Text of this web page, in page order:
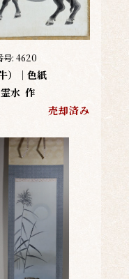
号: 4620
）｜色紙
水 作
売却済み